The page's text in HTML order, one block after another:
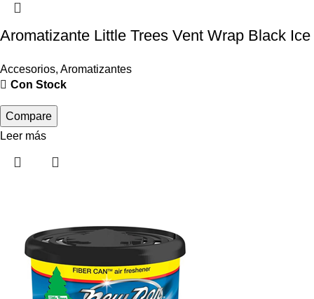
Aromatizante Little Trees Vent Wrap Black Ice
Accesorios, Aromatizantes
Con Stock
Compare
Leer más